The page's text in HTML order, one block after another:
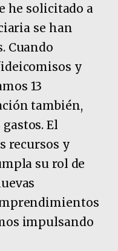
he solicitado a
se han
Cuando
y
13
también,
El
recursos y
su rol de
impulsando